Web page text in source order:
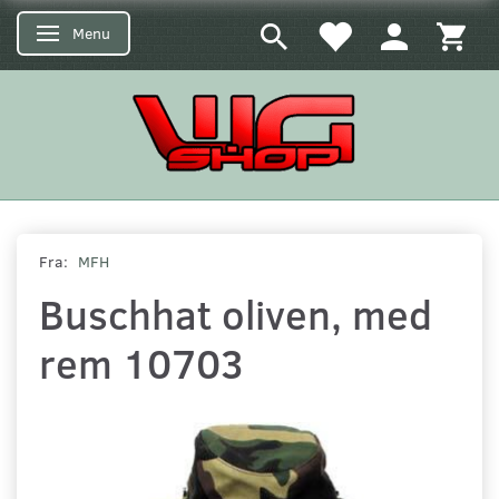
Skifte navigation
Menu
Fra: MFH
Buschhat oliven, med
rem 10703